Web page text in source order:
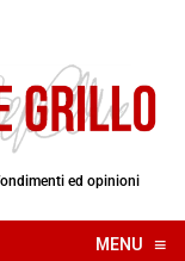
ed opinioni
MENU ≡
☰